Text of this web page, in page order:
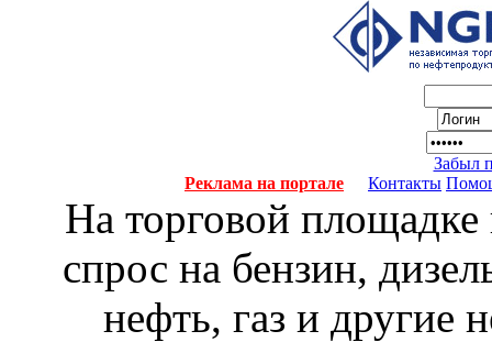
Забыл
Реклама на портале
Контакты
На торговой
спрос на бензин,
нефть, газ и другие